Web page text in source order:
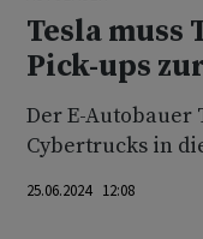
Tesla muss
Pick-ups
Der E-Autobauer
Cybertrucks in
25.06.2024 12:08